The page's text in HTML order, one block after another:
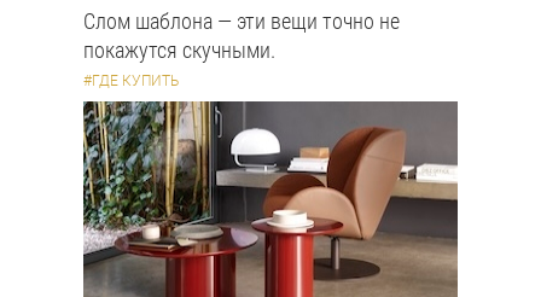
Слом шаблона — эти вещи точно не
покажутся скучными.
#ГДЕ КУПИТЬ